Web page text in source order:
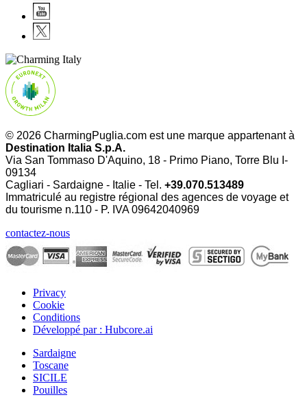
© 2026 CharmingPuglia.com est une marque appartenant à
Destination Italia S.p.A.
Via San Tommaso D'Aquino, 18 - Primo Piano, Torre Blu I-
09134
Cagliari - Sardaigne - Italie - Tel. +39.070.513489
Immatriculé au registre régional des agences de voyage et
du tourisme n.110 - P. IVA09642040969
contactez-nous
Privacy
Cookie
Conditions
Développé par : Hubcore.ai
Sardaigne
Toscane
SICILE
Pouilles